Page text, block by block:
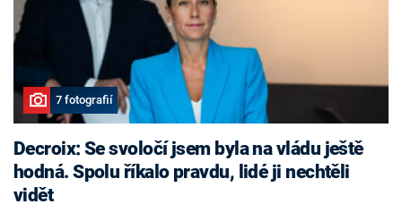
7 fotografií
Decroix: Se svoločí jsem byla na vládu ještě
hodná. Spolu říkalo pravdu, lidé ji nechtěli
vidět